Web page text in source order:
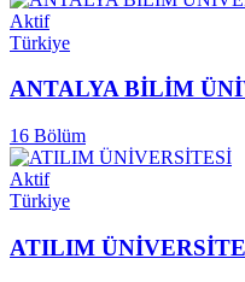
Aktif
Türkiye
ANTALYA BİLİM
16 Bölüm
Aktif
Türkiye
ATILIM